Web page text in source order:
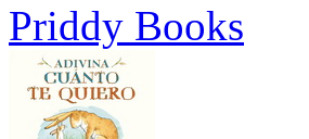
Priddy Books